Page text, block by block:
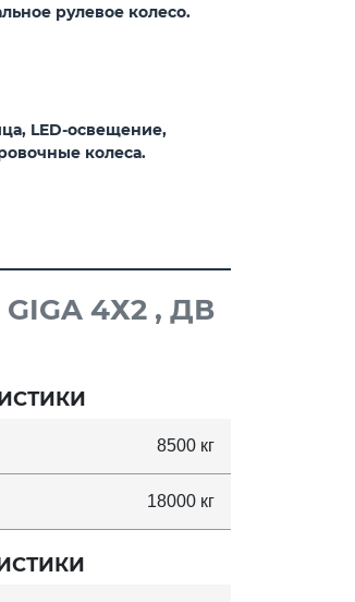
рулевое колесо.
LED-освещение,
колеса.
4Х2 , ДВ
8500 кг
18000 кг